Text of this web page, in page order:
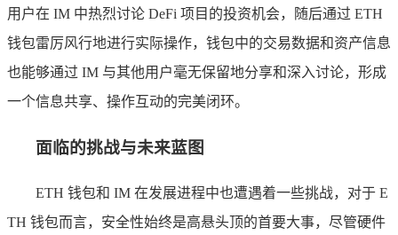
用户在 IM 中热烈讨论 DeFi 项目的投资机会，随后通过 ETH
钱包雷厉风行地进行实际操作，钱包中的交易数据和资产信息
也能够通过 IM 与其他用户毫无保留地分享和深入讨论，形成
一个信息共享、操作互动的完美闭环。
面临的挑战与未来蓝图
ETH 钱包和 IM 在发展进程中也遭遇着一些挑战，对于 E
TH 钱包而言，安全性始终是高悬头顶的首要大事，尽管硬件